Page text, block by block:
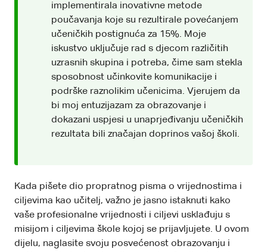
implementirala inovativne metode
poučavanja koje su rezultirale povećanjem
učeničkih postignuća za 15%. Moje
iskustvo uključuje rad s djecom različitih
uzrasnih skupina i potreba, čime sam stekla
sposobnost učinkovite komunikacije i
podrške raznolikim učenicima. Vjerujem da
bi moj entuzijazam za obrazovanje i
dokazani uspjesi u unaprjeđivanju učeničkih
rezultata bili značajan doprinos vašoj školi.
Kada pišete dio propratnog pisma o vrijednostima i
ciljevima kao učitelj, važno je jasno istaknuti kako
vaše profesionalne vrijednosti i ciljevi usklađuju s
misijom i ciljevima škole kojoj se prijavljujete. U ovom
dijelu, naglasite svoju posvećenost obrazovanju i